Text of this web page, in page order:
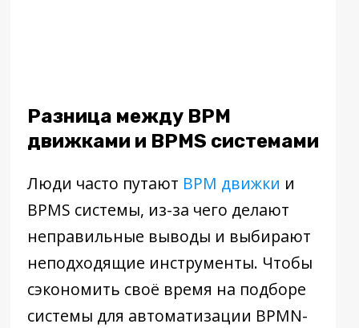
Разница между BPM
движками и BPMS системами
Люди часто путают BPM движки и
BPMS системы, из-за чего делают
неправильные выводы и выбирают
неподходящие инструменты. Чтобы
сэкономить своё время на подборе
системы для автоматизации BPMN-